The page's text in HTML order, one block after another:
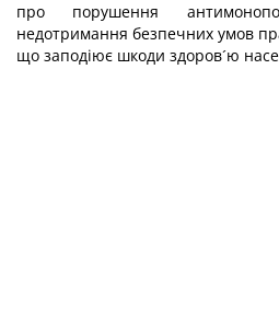
про порушення
недотримання безпечних умов
що заподіює шкоди здоров´ю